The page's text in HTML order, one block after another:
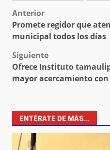
Post
navigation
Anterior
Promete regidor que
municipal todos los días
Siguiente
Ofrece Instituto
mayor acercamiento
ENTÉRATE DE MÁS...